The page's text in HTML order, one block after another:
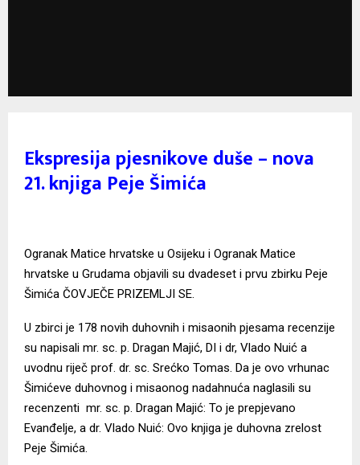
Ekspresija pjesnikove duše – nova
21. knjiga Peje Šimića
Ogranak Matice hrvatske u Osijeku i Ogranak Matice
hrvatske u Grudama objavili su dvadeset i prvu zbirku Peje
Šimića ČOVJEČE PRIZEMLJI SE.
U zbirci je 178 novih duhovnih i misaonih pjesama recenzije
su napisali mr. sc. p. Dragan Majić, DI i dr, Vlado Nuić a
uvodnu riječ prof. dr. sc. Srećko Tomas. Da je ovo vrhunac
Šimićeve duhovnog i misaonog nadahnuća naglasili su
recenzenti mr. sc. p. Dragan Majić: To je prepjevano
Evanđelje, a dr. Vlado Nuić: Ovo knjiga je duhovna zrelost
Peje Šimića.